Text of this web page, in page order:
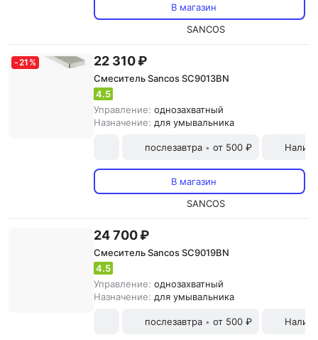
В магазин
SANCOS
-21 % 22 310 ₽
Смеситель Sancos SC9013BN
4.5
Управление: однозахватный
Назначение: для умывальника
послезавтра • от 500 ₽
В магазин
SANCOS
24 700 ₽
Смеситель Sancos SC9019BN
4.5
Управление: однозахватный
Назначение: для умывальника
послезавтра • от 500 ₽